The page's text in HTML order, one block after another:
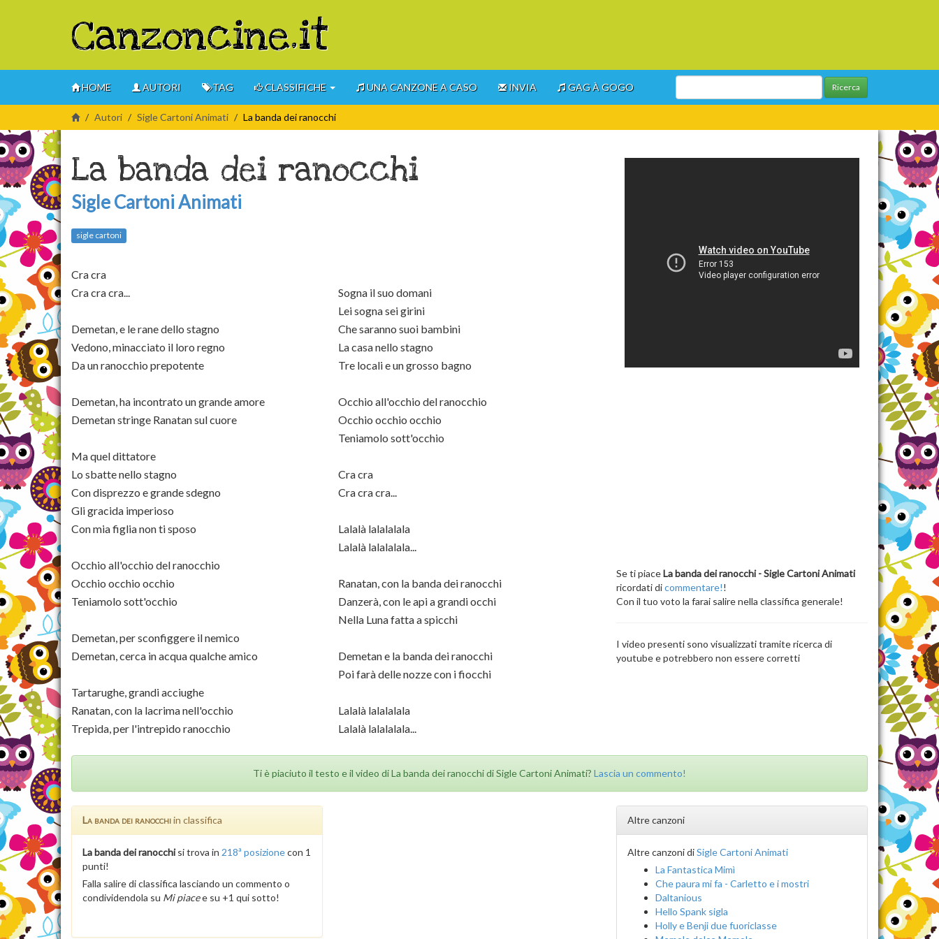
Canzoncine.it
HOME AUTORI TAG CLASSIFICHE UNA CANZONE A CASO INVIA GAG À GOGO Ricerca
Autori Sigle Cartoni Animati La banda dei ranocchi
La banda dei ranocchi
Sigle Cartoni Animati
sigle cartoni
Cra cra
Cra cra cra...
Demetan, e le rane dello stagno
Vedono, minacciato il loro regno
Da un ranocchio prepotente
Demetan, ha incontrato un grande amore
Demetan stringe Ranatan sul cuore
Ma quel dittatore
Lo sbatte nello stagno
Con disprezzo e grande sdegno
Gli gracida imperioso
Con mia figlia non ti sposo
Occhio all'occhio del ranocchio
Occhio occhio occhio
Teniamolo sott'occhio
Demetan, per sconfiggere il nemico
Demetan, cerca in acqua qualche amico
Tartarughe, grandi acciughe
Ranatan, con la lacrima nell'occhio
Trepida, per l'intrepido ranocchio
Sogna il suo domani
Lei sogna sei girini
Che saranno suoi bambini
La casa nello stagno
Tre locali e un grosso bagno
Occhio all'occhio del ranocchio
Occhio occhio occhio
Teniamolo sott'occhio
Cra cra
Cra cra cra...
Lalalà lalalalala
Lalalà lalalalala...
Ranatan, con la banda dei ranocchi
Danzerà, con le api a grandi occhi
Nella Luna fatta a spicchi
Demetan e la banda dei ranocchi
Poi farà delle nozze con i fiocchi
Lalalà lalalalala
Lalalà lalalalala...
Se ti piaceLa banda dei ranocchi - Sigle Cartoni Animati
ricordati dicommentare!!
Con il tuo voto la farai salire nella classifica generale!
I video presenti sono visualizzati tramite ricerca di
youtube e potrebbero non essere corretti
Ti è piaciuto il testo e il video di La banda dei ranocchi di Sigle Cartoni Animati? Lascia un commento!
La banda dei ranocchiin classifica
La banda dei ranocchisi trova in 218ª posizionecon 1
punti!
Falla salire di classifica lasciando un commento o
condividendola su Mi piacee su +1 qui sotto!
Altre canzoni
Altre canzoni diSigle Cartoni Animati
La Fantastica Mimì
Che paura mi fa - Carletto e i mostri
Daltanious
Hello Spank sigla
Holly e Benji due fuoriclasse